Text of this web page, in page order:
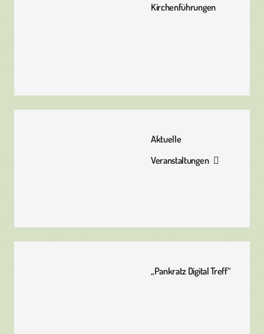
Kirchenführungen
Aktuelle
Veranstaltungen
„Pankratz Digital Treff“